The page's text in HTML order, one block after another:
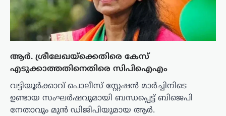
ആർ. ശ്രീലേഖയ്‌ക്കെതിരെ കേസ്
എടുക്കാത്തതിനെതിരെ സിപിഐഎം
വട്ടിയൂർക്കാവ് പൊലീസ് സ്റ്റേഷൻ മാർച്ചിനിടെ
ഉണ്ടായ സംഘർഷവുമായി ബന്ധപ്പെട്ട് ബിജെപി
നേതാവും മുൻ ഡിജിപിയുമായ ആർ.